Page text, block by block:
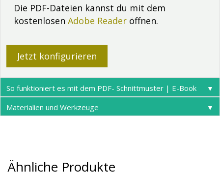
Die PDF-Dateien kannst du mit dem
kostenlosen Adobe Reader öffnen.
Jetzt konfigurieren
So funktioniert es mit dem PDF- Schnittmuster | E-Book
▼
Materialien und Werkzeuge
▼
Ähnliche Produkte